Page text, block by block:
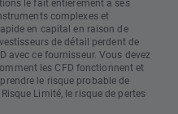
le fait entièrement à ses
complexes et
en capital en raison de
de détail perdent de
avec ce fournisseur. Vous devez
les CFD fonctionnent et
le risque probable de
Limité, le risque de pertes